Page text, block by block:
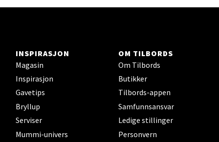
gjøre matlaging til en unik og behagelig begivenhet.
INSPIRASJON
Magasin
Inspirasjon
Gavetips
Bryllup
Serviser
Mummi-univers
OM TILBORDS
Om Tilbords
Butikker
Tilbords-appen
Samfunnsansvar
Ledige stillinger
Personvern
Madlakrossen nr 9, 4042 Stavanger
Åpent i dag 10-20
0 i butikk